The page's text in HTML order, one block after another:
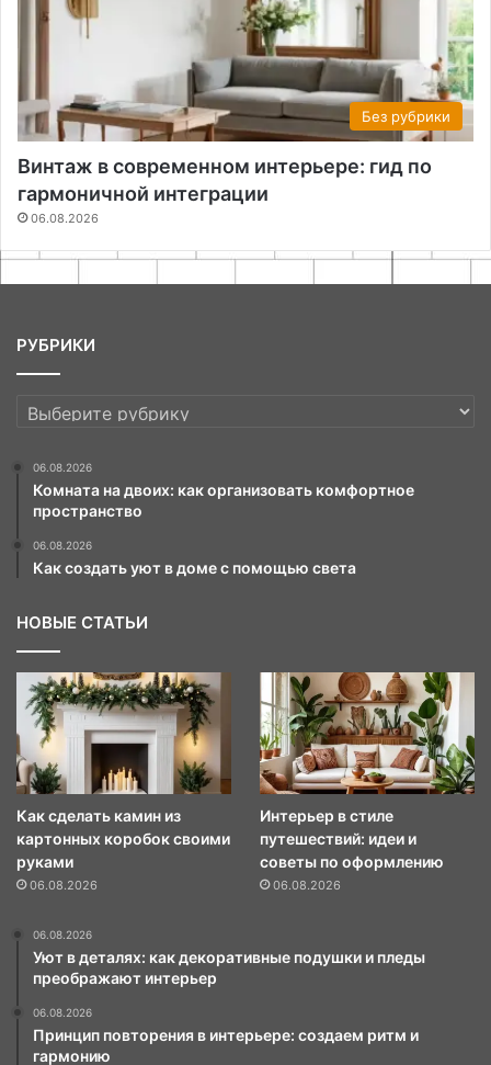
Без рубрики
Винтаж в современном интерьере: гид по
гармоничной интеграции
06.08.2026
РУБРИКИ
РУБРИКИ
06.08.2026
Комната на двоих: как организовать комфортное
пространство
06.08.2026
Как создать уют в доме с помощью света
НОВЫЕ СТАТЬИ
Как сделать камин из
картонных коробок своими
руками
06.08.2026
Интерьер в стиле
путешествий: идеи и
советы по оформлению
06.08.2026
06.08.2026
Уют в деталях: как декоративные подушки и пледы
преображают интерьер
06.08.2026
Принцип повторения в интерьере: создаем ритм и
гармонию